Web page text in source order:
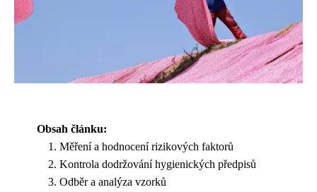
Obsah článku:
Měření a hodnocení rizikových faktorů
Kontrola dodržování hygienických předpisů
Odběr a analýza vzorků